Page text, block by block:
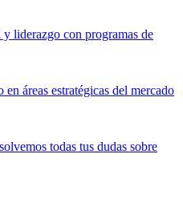
liderazgo con programas de
áreas estratégicas del mercado
todas tus dudas sobre